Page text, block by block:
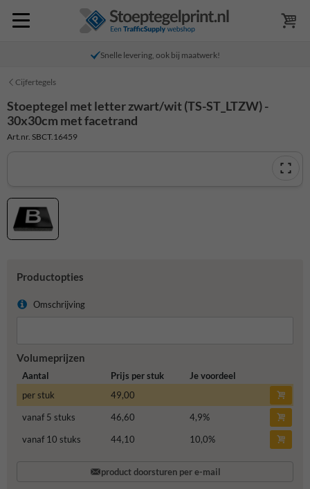
Snelle levering, ook bij maatwerk!
Cijfertegels
Stoeptegel met letter zwart/wit (TS-ST_LTZW) -
30x30cm met facetrand
Art.nr. SBCT.16459
Productopties
Omschrijving
Volumeprijzen
Aantal Prijs per stuk
Je voordeel
per stuk
49,00
vanaf 5 stuks
46,60 4,9%
vanaf 10 stuks
44,10 10,0%
product doorsturen per e-mail